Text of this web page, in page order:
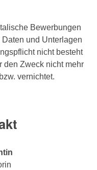
Bewerbungen
und Unterlagen
nicht besteht
den Zweck nicht mehr
vernichtet.